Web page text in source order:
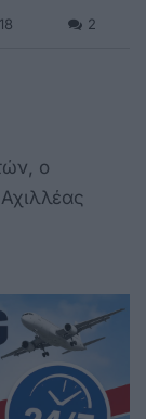
2
ο